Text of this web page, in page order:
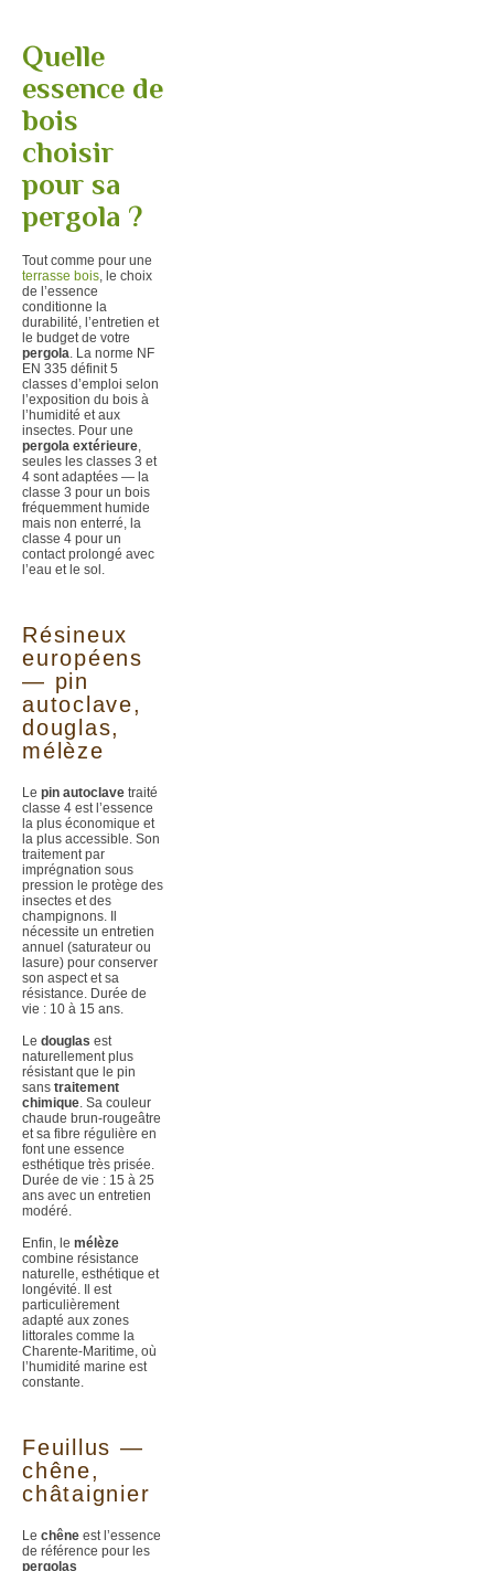
Quelle
essence de
bois
choisir
pour sa
pergola ?
Tout comme pour une
terrasse bois, le choix
de l’essence
conditionne la
durabilité, l’entretien et
le budget de votre
pergola. La norme NF
EN 335 définit 5
classes d’emploi selon
l’exposition du bois à
l’humidité et aux
insectes. Pour une
pergola extérieure,
seules les classes 3 et
4 sont adaptées — la
classe 3 pour un bois
fréquemment humide
mais non enterré, la
classe 4 pour un
contact prolongé avec
l’eau et le sol.
Résineux
européens
— pin
autoclave,
douglas,
mélèze
Le pin autoclave traité
classe 4 est l’essence
la plus économique et
la plus accessible. Son
traitement par
imprégnation sous
pression le protège des
insectes et des
champignons. Il
nécessite un entretien
annuel (saturateur ou
lasure) pour conserver
son aspect et sa
résistance. Durée de
vie : 10 à 15 ans.
Le douglas est
naturellement plus
résistant que le pin
sans traitement
chimique. Sa couleur
chaude brun-rougeâtre
et sa fibre régulière en
font une essence
esthétique très prisée.
Durée de vie : 15 à 25
ans avec un entretien
modéré.
Enfin, le mélèze
combine résistance
naturelle, esthétique et
longévité. Il est
particulièrement
adapté aux zones
littorales comme la
Charente-Maritime, où
l’humidité marine est
constante.
Feuillus —
chêne,
châtaignier
Le chêne est l’essence
de référence pour les
pergolas